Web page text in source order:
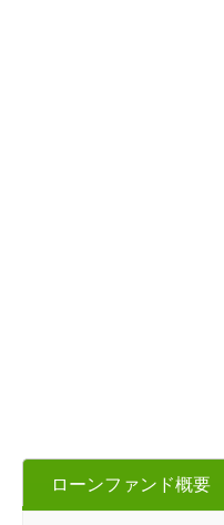
ローンファンド概要